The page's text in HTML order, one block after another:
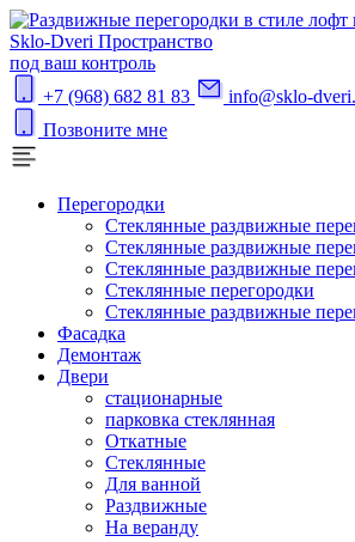
Sklo-Dveri Пространство
под ваш контроль
+7 (968) 682 81 83
info@sklo-
Позвоните мне
Перегородки
Стеклянные раздвижные
Стеклянные раздвижные
Стеклянные раздвижные
Стеклянные перегородки
Стеклянные раздвижные
Фасадка
Демонтаж
Двери
стационарные
парковка стеклянная
Откатные
Стеклянные
Для ванной
Раздвижные
На веранду